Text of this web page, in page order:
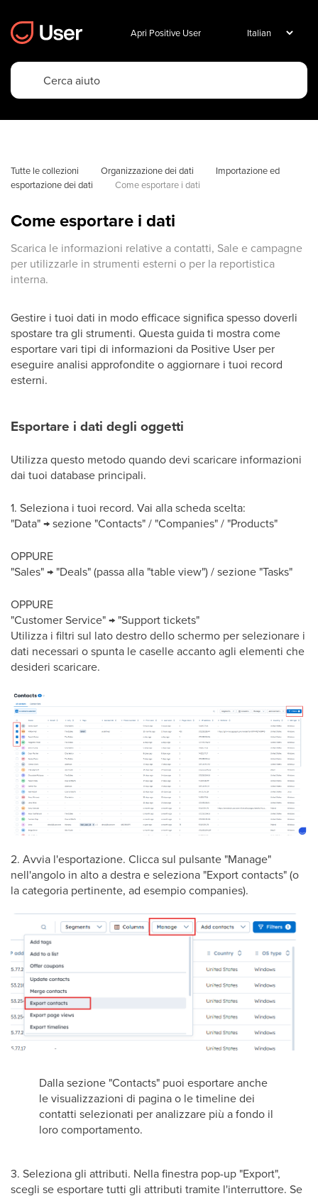
Apri Positive User
Tutte le collezioni Organizzazione dei dati
Importazione ed
esportazione dei dati
Come esportare i dati
Come esportare i dati
Scarica le informazioni relative a contatti, Sale e campagne
per utilizzarle in strumenti esterni o per la reportistica
interna.
Gestire i tuoi dati in modo efficace significa spesso doverli
spostare tra gli strumenti. Questa guida ti mostra come
esportare vari tipi di informazioni da Positive User per
eseguire analisi approfondite o aggiornare i tuoi record
esterni.
Esportare i dati degli oggetti
Utilizza questo metodo quando devi scaricare informazioni
dai tuoi database principali.
1. Seleziona i tuoi record. Vai alla scheda scelta:
"Data" → sezione "Contacts" / "Companies" / "Products"
OPPURE
"Sales" → "Deals" (passa alla "table view") / sezione "Tasks"
OPPURE
"Customer Service" → "Support tickets"
Utilizza i filtri sul lato destro dello schermo per selezionare i
dati necessari o spunta le caselle accanto agli elementi che
desideri scaricare.
2. Avvia l'esportazione. Clicca sul pulsante "Manage"
nell'angolo in alto a destra e seleziona "Export contacts" (o
la categoria pertinente, ad esempio companies).
Dalla sezione "Contacts" puoi esportare anche
le visualizzazioni di pagina o le timeline dei
contatti selezionati per analizzare più a fondo il
loro comportamento.
3. Seleziona gli attributi. Nella finestra pop-up "Export",
scegli se esportare tutti gli attributi tramite l'interruttore. Se